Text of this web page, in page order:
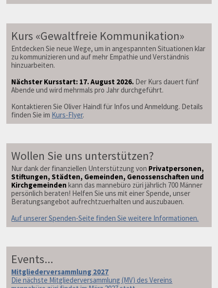
Kurs «Gewaltfreie Kommunikation»
Entdecken Sie neue Wege, um in angespannten Situationen klar
zu kommunizieren und auf mehr Empathie und Verständnis
hinzuarbeiten.
Nächster Kursstart: 17. August 2026. Der Kurs dauert fünf
Abende und wird mehrmals pro Jahr durchgeführt.
Kontaktieren Sie Oliver Haindl für Infos und Anmeldung. Details
finden Sie im Kurs-Flyer.
Wollen Sie uns unterstützen?
Nur dank der finanziellen Unterstützung von Privatpersonen,
Stiftungen, Städten, Gemeinden, Genossenschaften und
Kirchgemeinden kann das mannebüro züri jährlich 700 Männer
persönlich beraten! Helfen Sie uns mit einer Spende, unser
Beratungsangebot aufrechtzuerhalten und auszubauen.
Auf unserer Spenden-Seite finden Sie weitere Informationen.
Events...
Mitgliederversammlung 2027
Die nächste Mitgliederversammlung (MV) des Vereins